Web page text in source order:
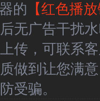
的 【红色播
无广告干扰
传，可联系
做到让您满
受骗。